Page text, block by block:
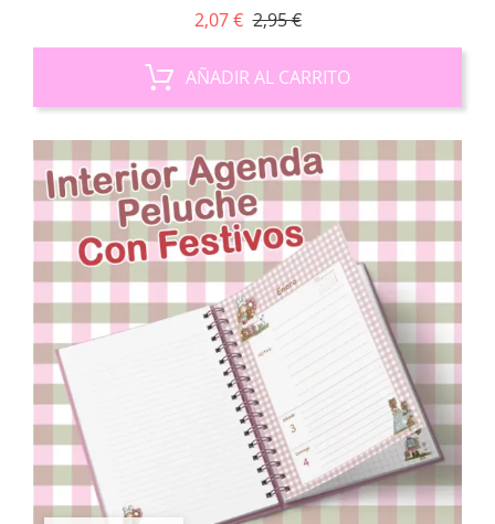
2,07 € Precio
2,95 €Precio
AÑADIR AL CARRITO